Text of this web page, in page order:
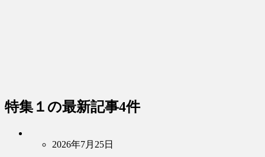
特集１ の最新記事4件
2026年7月25日